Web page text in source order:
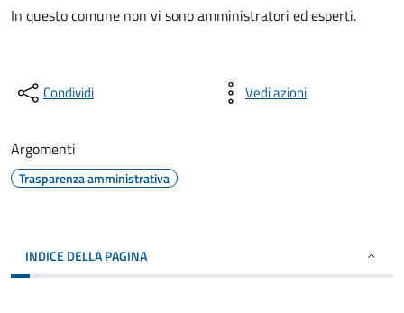
In questo comune non vi sono amministratori ed esperti.
Condividi Vedi azioni
Argomenti
Trasparenza amministrativa
INDICE DELLA PAGINA